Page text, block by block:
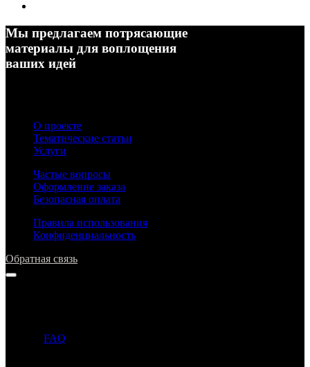
Мы предлагаем потрясающие
материалы для воплощения
ваших идей
О проекте
Тематические статьи
Услуги
Частые вопросы
Оформление заказа
Безопасная оплата
Правила использования
Конфиденциальность
Обратная связь
FAQ